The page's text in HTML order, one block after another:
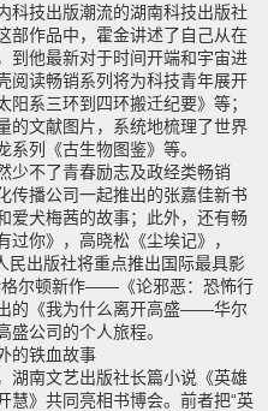
技出版潮流的湖南科技出版社
部作品中，霍金讲述了自己从在
到他最新对于时间开端和宇宙进
阅读畅销系列将为科技青年展开
系三环到四环搬迁纪要》等；
的文献图片，系统地梳理了世界
列《古生物图鉴》等。
不了青春励志及政经类畅销
传播公司一起推出的张嘉佳新书
爱犬梅茜的故事；此外，还有畅
你》，高晓松《尘埃记》，
民出版社将重点推出国际最具影
格尔顿新作——《论邪恶：恐怖行
的《我为什么离开高盛——华尔
公司的个人旅程。
的铁血故事
南文艺出版社长篇小说《英雄
慧》共同亮相书博会。前者把“英